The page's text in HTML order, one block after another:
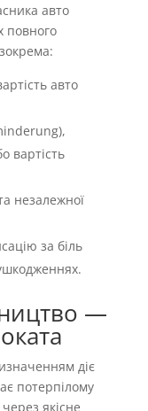
авто
повного
авто
вартість
незалежної
за біль
—
діє
потерпілому
якісне